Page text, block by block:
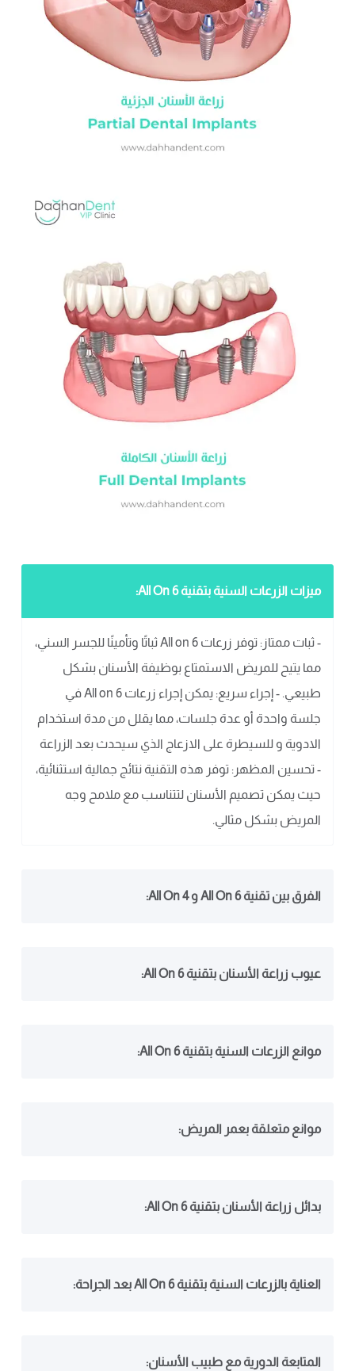
ميزات الزرعات السنية بتقنية All On 6:
- ثبات ممتاز: توفر زرعات All on 6 ثباتًا وتأمينًا للجسر السني،
مما يتيح للمريض الاستمتاع بوظيفة الأسنان بشكل
طبيعي. - إجراء سريع: يمكن إجراء زرعات All on 6 في
جلسة واحدة أو عدة جلسات، مما يقلل من مدة استخدام
الادوية و للسيطرة على الازعاج الذي سيحدث بعد الزراعة
- تحسين المظهر: توفر هذه التقنية نتائج جمالية استثنائية،
حيث يمكن تصميم الأسنان لتتناسب مع ملامح وجه
المريض بشكل مثالي.
الفرق بين تقنية All On 6 و All On 4:
عيوب زراعة الأسنان بتقنية All On 6:
موانع الزرعات السنية بتقنية All On 6:
موانع متعلقة بعمر المريض:
بدائل زراعة الأسنان بتقنية All On 6:
العناية بالزرعات السنية بتقنية All On 6 بعد الجراحة:
المتابعة الدورية مع طبيب الأسنان: